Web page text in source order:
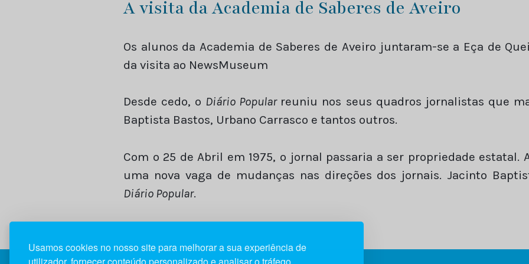
Usamos cookies no nosso site para melhorar a sua experiência de
A visita da Academia de Saberes de Aveiro
Os alunos da Academia de Saberes de Aveiro juntaram-se a Eça de
da visita ao NewsMuseum
Desde cedo, o Diário Popular reuniu nos seus quadros jornalistas que
Baptista Bastos, Urbano Carrasco e tantos outros.
Com o 25 de Abril em 1975, o jornal passaria a ser propriedade
uma nova vaga de mudanças nas direções dos jornais. Jacinto
Diário Popular.